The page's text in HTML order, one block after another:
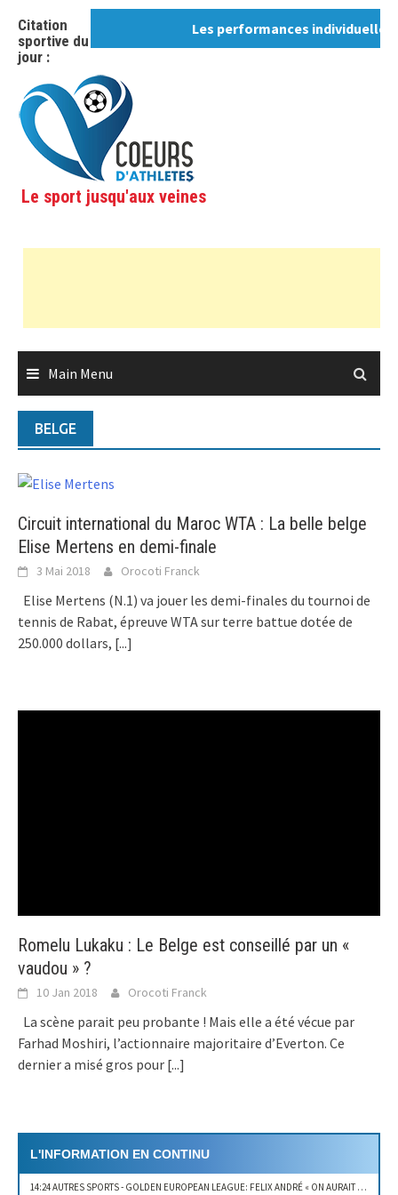
content
Citation
sportive du
jour :
Les performances individuelles,
Le sport jusqu'aux veines
Main Menu
BELGE
Circuit international du Maroc WTA : La belle belge
Elise Mertens en demi-finale
3 Mai 2018 Orocoti Franck
Elise Mertens (N.1) va jouer les demi-finales du tournoi de
tennis de Rabat, épreuve WTA sur terre battue dotée de
250.000 dollars, [...]
Romelu Lukaku : Le Belge est conseillé par un «
vaudou » ?
10 Jan 2018 Orocoti Franck
La scène parait peu probante ! Mais elle a été vécue par
Farhad Moshiri, l’actionnaire majoritaire d’Everton. Ce
dernier a misé gros pour [...]
L'INFORMATION EN CONTINU
14:24 AUTRES SPORTS- GOLDEN EUROPEAN LEAGUE: FELIX ANDRÉ « ON AURAIT PU GAGNER LE DEUXIÈME SET »